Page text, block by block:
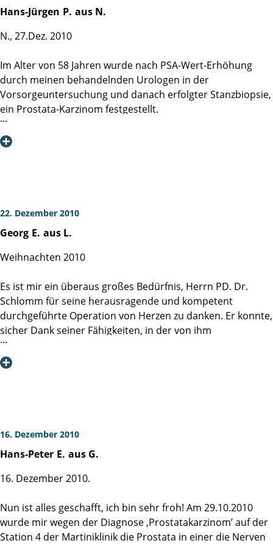
Hans-Jürgen P. aus N.
N., 27.Dez. 2010
Im Alter von 58 Jahren wurde nach PSA-Wert-Erhöhung
durch meinen behandelnden Urologen in der
Vorsorgeuntersuchung und danach erfolgter Stanzbiopsie,
ein Prostata-Karzinom festgestellt.
Nachdem ich mit Herrn Prof. Dr. Huland ein ausführliches
Die Operation wurde vom Oberarzt Herrn Dr. Salomon
durchgeführt.
Sofort nach der OP am 8.Juni 2010 wurde meine Frau
telefonisch von Dr. Salomon über die erfolgte OP
Durch die sehr sorgfälltig erfolgte OP war ich nach dem
Ziehen des Katheters sofort kontinent.
Auch war die OP erfolgreich Nerv-schonend, mit
gelungener Wundheilung.
Die Betreuung auf der Station war hervorragend; die Ärzte
und das Pflegepersonal sehr zuvorkommend und
kompetent, so daß ich mich gut aufgehoben fühlte.
Die 3 stündige Heimreise als Mitfahrer im Auto war
Ich bedanke mich ausdrücklich für die nette Betreuung des
Ein zufriedener dankbarer Patient
Hans-Jürgen P.
22. Dezember 2010
Georg E. aus L.
Weihnachten 2010
Es ist mir ein überaus großes Bedürfnis, Herrn PD. Dr.
Schlomm für seine herausragende und kompetent
durchgeführte Operation von Herzen zu danken. Er konnte,
sicher Dank seiner Fähigkeiten, in der von ihm
durchgeführten Prostatektonomie Nerven und Lymphen
erhalten, sodass ich mein Leben fast ohne Veränderung
durchgeführten Biopsie das Weihnachtsfest maßgeblich.
Ich hatte mich nach einem Vergleich der Kliniken im
Internet für die Martini-Klinik
empfehle die Klinik bei allen Anfragen, welche auf mich
zukommen.
16. Dezember 2010
Hans-Peter E. aus G.
16. Dezember 2010.
Nun ist alles geschafft, ich bin sehr froh! Am 29.10.2010
wurde mir wegen der Diagnose ‚Prostatakarzinom’ auf der
Station 4 der Martiniklinik die Prostata in einer die Nerven